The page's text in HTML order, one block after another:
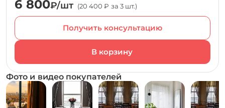
6 800₽/шт (20 400 ₽ за 3 шт.)
Получить консультацию
Фото и видео покупателей